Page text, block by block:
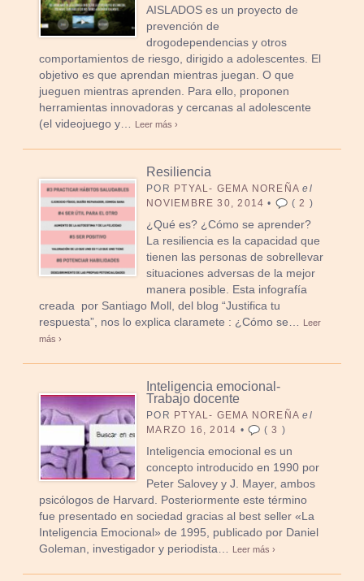
AISLADOS es un proyecto de
prevención de
drogodependencias y otros
comportamientos de riesgo, dirigido a adolescentes. El
objetivo es que aprendan mientras juegan. O que
jueguen mientras aprenden. Para ello, proponen
herramientas innovadoras y cercanas al adolescente
(el videojuego y…
Leer más ›
Resiliencia
POR PTYAL- GEMA NOREÑA el
NOVIEMBRE 30, 2014 • (2 )
¿Qué es? ¿Cómo se aprender?
La resiliencia es la capacidad que
tienen las personas de sobrellevar
situaciones adversas de la mejor
manera posible. Esta infografía
creada por Santiago Moll, del blog “Justifica tu
respuesta”, nos lo explica claramete : ¿Cómo se…
Leer
más ›
Inteligencia emocional-
Trabajo docente
POR PTYAL- GEMA NOREÑA el
MARZO 16, 2014 • (3 )
Inteligencia emocional es un
concepto introducido en 1990 por
Peter Salovey y J. Mayer, ambos
psicólogos de Harvard. Posteriormente este término
fue presentado en sociedad gracias al best seller «La
Inteligencia Emocional» de 1995, publicado por Daniel
Goleman, investigador y periodista…
Leer más ›